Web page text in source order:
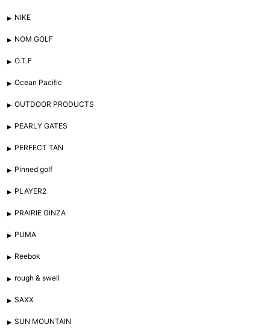
NIKE
NOM GOLF
O.T.F
Ocean Pacific
OUTDOOR PRODUCTS
PEARLY GATES
PERFECT TAN
Pinned golf
PLAYER2
PRAIRIE GINZA
PUMA
Reebok
rough & swell
SAXX
SUN MOUNTAIN